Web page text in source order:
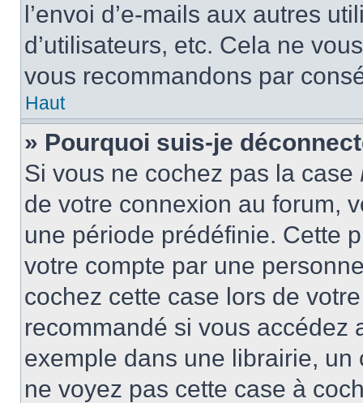
l’envoi d’e-mails aux autres
d’utilisateurs, etc. Cela ne
vous recommandons par
Haut
» Pourquoi suis-je
Si vous ne cochez pas la case
de votre connexion au forum,
une période prédéfinie. Cette
votre compte par une
cochez cette case lors de
recommandé si vous accédez
exemple dans une librairie,
ne voyez pas cette case à